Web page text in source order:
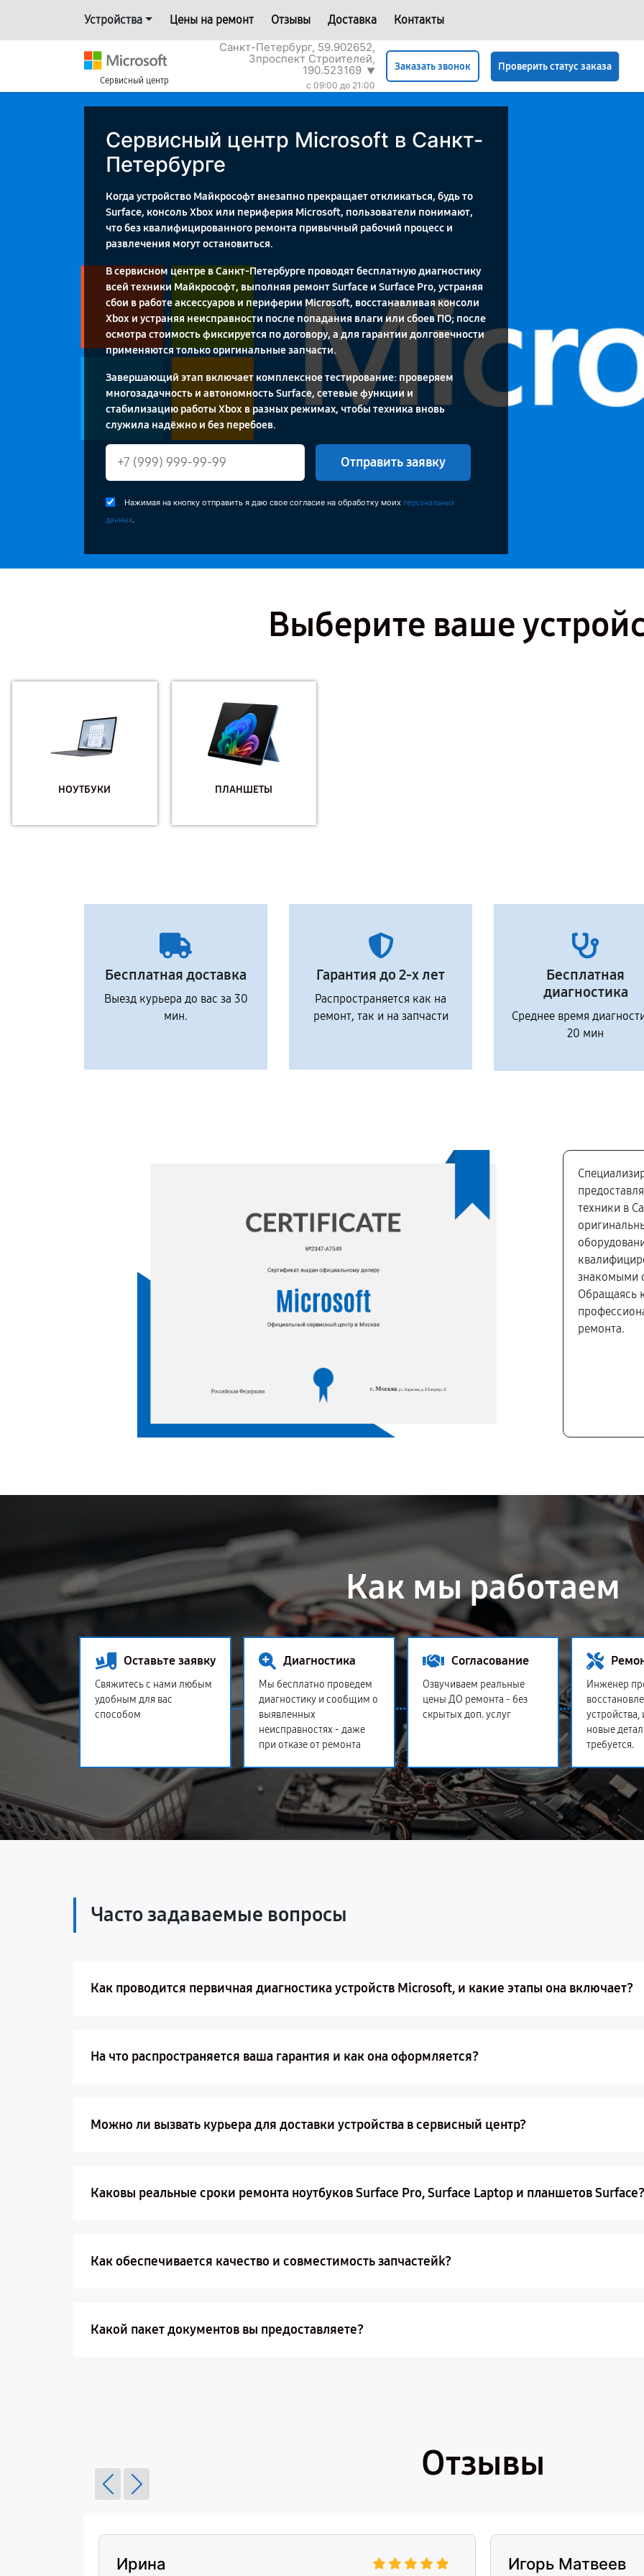
Устройства Цены на ремонт Отзывы Доставка Контакты
Сервисный центр
Санкт-Петербург, 59.902652,
3проспект Строителей,
190.523169 ▼
c 09:00 до 21:00
Заказать звонок Проверить статус заказа
Сервисный центр Microsoft в Санкт-
Петербурге
Когда устройство Майкрософт внезапно прекращает откликаться, будь то
Surface, консоль Xbox или периферия Microsoft, пользователи понимают,
что без квалифицированного ремонта привычный рабочий процесс и
развлечения могут остановиться.
В сервисном центре в Санкт-Петербурге проводят бесплатную диагностику
всей техники Майкрософт, выполняя ремонт Surface и Surface Pro, устраняя
сбои в работе аксессуаров и периферии Microsoft, восстанавливая консоли
Xbox и устраняя неисправности после попадания влаги или сбоев ПО; после
осмотра стоимость фиксируется по договору, а для гарантии долговечности
применяются только оригинальные запчасти.
Завершающий этап включает комплексное тестирование: проверяем
многозадачность и автономность Surface, сетевые функции и
стабилизацию работы Xbox в разных режимах, чтобы техника вновь
служила надёжно и без перебоев.
Отправить заявку
Нажимая на кнопку отправить я даю свое согласие на обработку моих персональных
данных.
Выберите ваше
НОУТБУКИ ПЛАНШЕТЫ
Бесплатная доставка
Выезд курьера до вас за 30
мин.
Гарантия до 2-х лет
Распространяется как на
ремонт, так и на запчасти
Бесплатная
диагностика
Среднее время
20 мин
техники в
знакомыми
Обращаясь
ремонта.
Как мы работаем
Оставьте заявку
Свяжитесь с нами любым
удобным для вас
способом
Диагностика
Мы бесплатно проведем
диагностику и сообщим о
выявленных
неисправностях - даже
при отказе от ремонта
Согласование
Озвучиваем реальные
цены ДО ремонта - без
скрытых доп. услуг
Инженер
устройства,
новые
требуется.
Часто задаваемые вопросы
Как проводится первичная диагностика устройств Microsoft, и какие этапы она включает?
На что распространяется ваша гарантия и как она оформляется?
Можно ли вызвать курьера для доставки устройства в сервисный центр?
Каковы реальные сроки ремонта ноутбуков Surface Pro, Surface Laptop и планшетов Surface?
Как обеспечивается качество и совместимость запчастейk?
Какой пакет документов вы предоставляете?
Отзывы
Ирина Игорь Матвеев